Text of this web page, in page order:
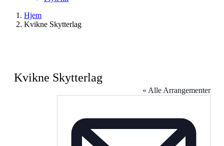
Hjem
Kvikne Skytterlag
Kvikne Skytterlag
« Alle Arrangementer